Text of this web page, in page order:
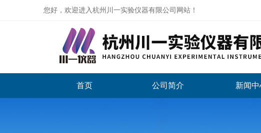
您好，欢迎进入杭州川一实验仪器有限公司网站！
首页 公司简介 新闻中